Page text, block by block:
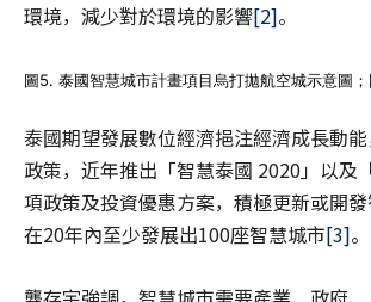
環境，減少對於環境的影響[2]。
圖5. 泰國智慧城市計畫項目烏打拋航空城示意圖；
泰國期望發展數位經濟挹注經濟成長動
政策，近年推出「智慧泰國 2020」以及
項政策及投資優惠方案，積極更新或開
在20年內至少發展出100座智慧城市[3]。